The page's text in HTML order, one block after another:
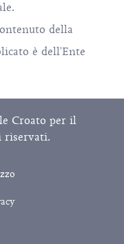
della
è dell'Ente
Croato per il
riservati.